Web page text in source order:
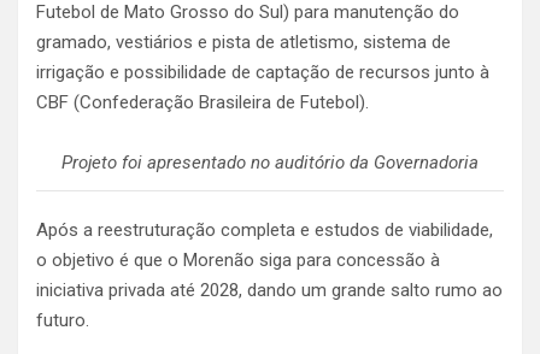
Futebol de Mato Grosso do Sul) para manutenção do
gramado, vestiários e pista de atletismo, sistema de
irrigação e possibilidade de captação de recursos junto à
CBF (Confederação Brasileira de Futebol).
Projeto foi apresentado no auditório da Governadoria
Após a reestruturação completa e estudos de viabilidade,
o objetivo é que o Morenão siga para concessão à
iniciativa privada até 2028, dando um grande salto rumo ao
futuro.